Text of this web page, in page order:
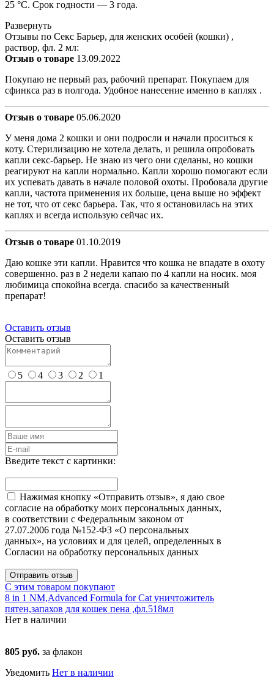
25 °С. Срок годности — 3 года.
Развернуть
Отзывы по Секс Барьер, для женских особей (кошки) ,
раствор, фл. 2 мл:
Отзыв о товаре 13.09.2022
Покупаю не первый раз, рабочий препарат. Покупаем для
сфинкса раз в полгода. Удобное нанесение именно в каплях .
Отзыв о товаре 05.06.2020
У меня дома 2 кошки и они подросли и начали проситься к
коту. Стерилизацию не хотела делать, и решила опробовать
капли секс-барьер. Не знаю из чего они сделаны, но кошки
реагируют на капли нормально. Капли хорошо помогают если
их успевать давать в начале половой охоты. Пробовала другие
капли, частота применения их больше, цена выше но эффект
не тот, что от секс барьера. Так, что я остановилась на этих
каплях и всегда использую сейчас их.
Отзыв о товаре 01.10.2019
Даю кошке эти капли. Нравится что кошка не впадате в охоту
совершенно. раз в 2 недели капаю по 4 капли на носик. моя
любимица спокойна всегда. спасибо за качественный
препарат!
Оставить отзыв
Оставить отзыв
5 4 3 2 1
Введите текст с картинки:
Нажимая кнопку «Отправить отзыв», я даю свое
согласие на обработку моих персональных данных,
в соответствии с Федеральным законом от
27.07.2006 года №152-ФЗ «О персональных
данных», на условиях и для целей, определенных в
Согласии на обработку персональных данных
Отправить отзыв
С этим товаром покупают
8 in 1 NM,Advanced Formula for Cat уничтожитель
пятен,запахов для кошек пена ,фл.518мл
Нет в наличии
805 руб. за флакон
Уведомить Нет в наличии